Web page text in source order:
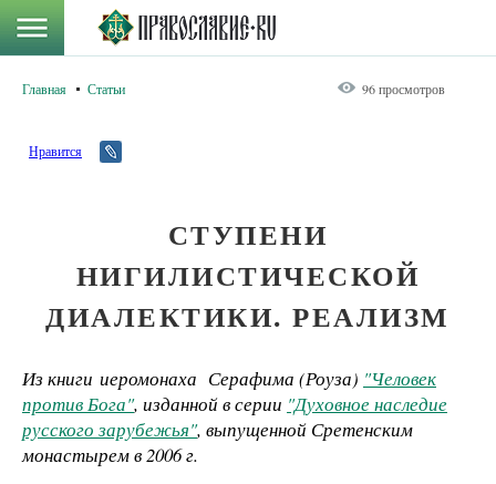
Главная Статьи 96 просмотров
Нравится
СТУПЕНИ
НИГИЛИСТИЧЕСКОЙ
ДИАЛЕКТИКИ. РЕАЛИЗМ
Из книги иеромонаха Серафима (Роуза) "Человек
против Бога", изданной в серии "Духовное наследие
русского зарубежья", выпущенной Сретенским
монастырем в 2006 г.